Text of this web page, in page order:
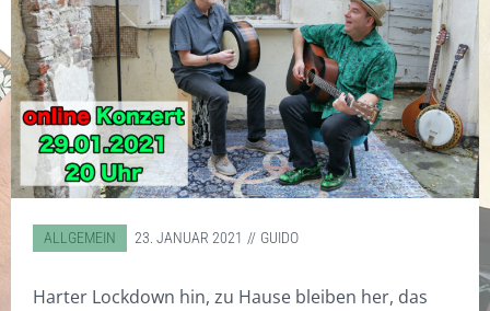
ZUBEHÖR
WORKSHOPS
STANDARD
EBENHOLZ
COCOBOLO
HOT RODS
KLICKSTICKS
BESEN/BORSTEN
TASCHEN
ZUBEHÖR
DIGITAL WORKSHOPS
DVD
CDS
KUNSTDRUCKE
CD/DVD
DISKOGRAFIE
SOUNDBEISPIELE
VIDEOS
FOTOS
KONTAKT
SONSTIGES
BODHRÁN WITZE
WARENKORB
DIGITAL WORKSHOPS
ABGELEGT IN:
ALLGEMEIN 23. JANUAR 2021 GUIDO
Harter Lockdown hin, zu Hause bleiben her, das